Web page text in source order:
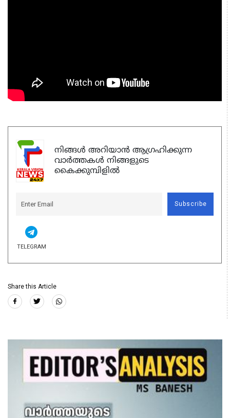
നിങ്ങൾ അറിയാൻ ആഗ്രഹിക്കുന്ന
വാർത്തകൾ നിങ്ങളുടെ
കൈക്കുമ്പിളിൽ
Subscribe
TELEGRAM
Share this Article